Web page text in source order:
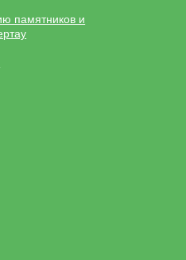
памятников и